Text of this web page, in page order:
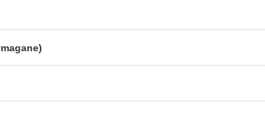
masz ukończone 18 lat?